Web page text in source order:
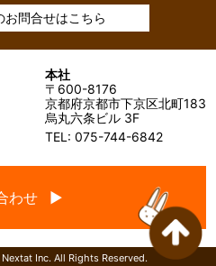
お問合せはこちら
本社
〒600-8176
京都府京都市下京区北町183
烏丸六条ビル 3F
TEL: 075-744-6842
わせ ▶
Inc. All Rights Reserved.